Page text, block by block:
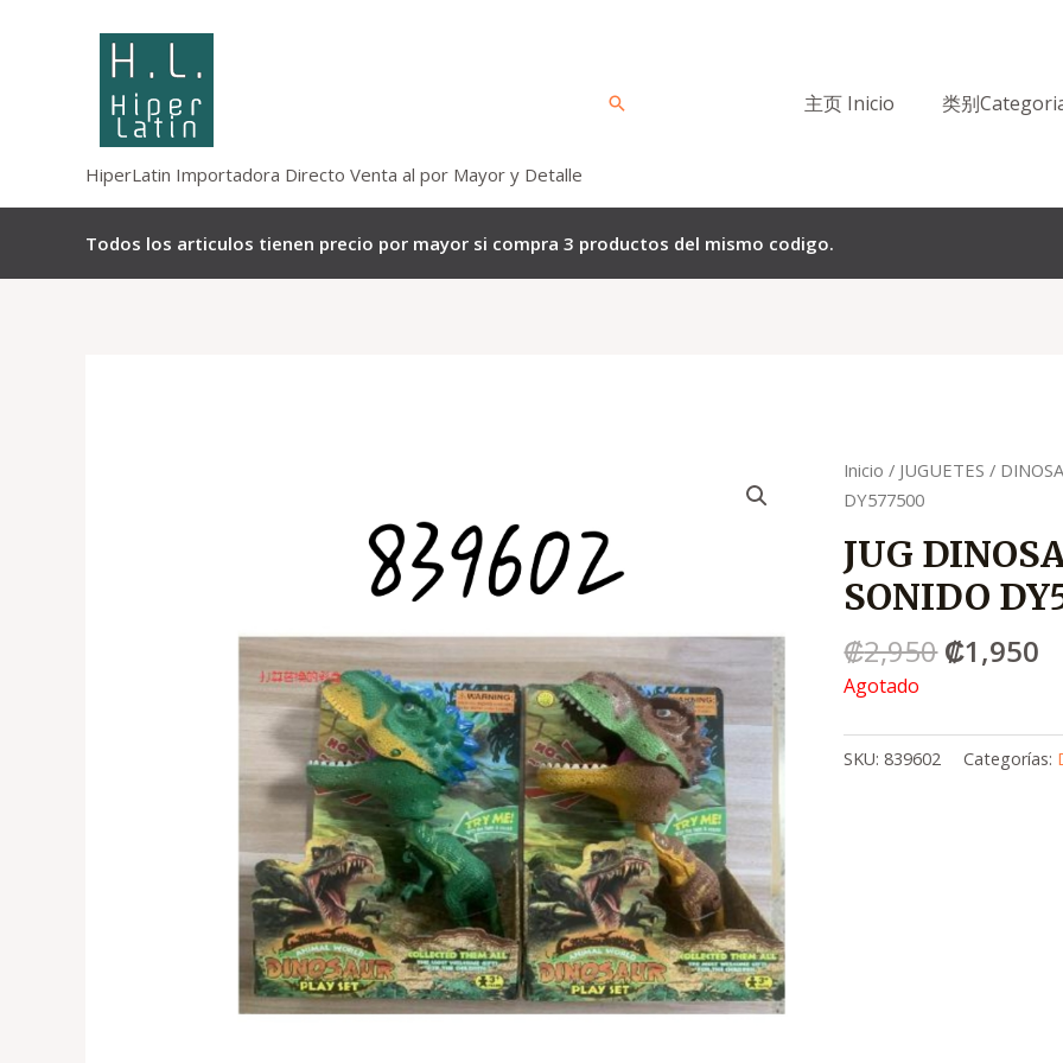
HiperLatin Importadora Directo Venta al por Mayor y Detalle
Buscar 主页 Inicio 类别
Todos los articulos tienen precio por mayor si compra 3 productos del mismo codigo.
Inicio / JUGUETES /
DY577500
JUG
SONIDO
₡2,950
El
era:
.
₡2,950
₡1,950
El
.
Agotado
SKU:839602 Categorías: